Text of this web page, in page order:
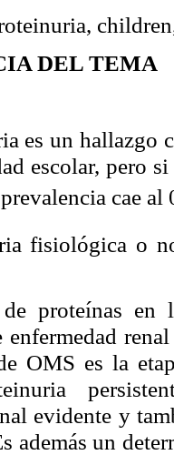
DEL TEMA
es un hallazgo
escolar, pero
cae al
fisiológica o
proteínas
enfermedad
OMS es la
evidente y
además un